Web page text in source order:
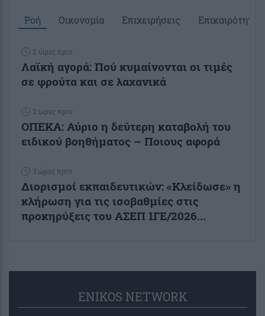
Ροή Οικονομία Επιχειρήσεις Επικαιρότητα
2 ώρες πριν
Λαϊκή αγορά: Πού κυμαίνονται οι τιμές
σε φρούτα και σε λαχανικά
2 ώρες πριν
ΟΠΕΚΑ: Αύριο η δεύτερη καταβολή του
ειδικού βοηθήματος – Ποιους αφορά
3 ώρες πριν
Διορισμοί εκπαιδευτικών: «Κλείδωσε» η
κλήρωση για τις ισοβαθμίες στις
προκηρύξεις του ΑΣΕΠ 1ΓΕ/2026...
ENIKOS NETWORK